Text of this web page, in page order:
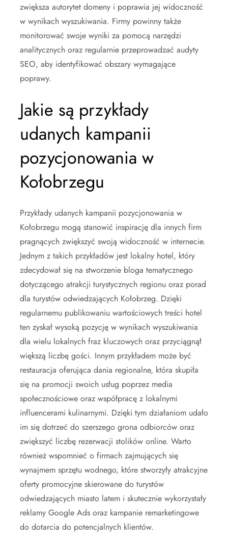
zwiększa autorytet domeny i poprawia jej widoczność
w wynikach wyszukiwania. Firmy powinny także
monitorować swoje wyniki za pomocą narzędzi
analitycznych oraz regularnie przeprowadzać audyty
SEO, aby identyfikować obszary wymagające
poprawy.
Jakie są przykłady
udanych kampanii
pozycjonowania w
Kołobrzegu
Przykłady udanych kampanii pozycjonowania w
Kołobrzegu mogą stanowić inspirację dla innych firm
pragnących zwiększyć swoją widoczność w internecie.
Jednym z takich przykładów jest lokalny hotel, który
zdecydował się na stworzenie bloga tematycznego
dotyczącego atrakcji turystycznych regionu oraz porad
dla turystów odwiedzających Kołobrzeg. Dzięki
regularnemu publikowaniu wartościowych treści hotel
ten zyskał wysoką pozycję w wynikach wyszukiwania
dla wielu lokalnych fraz kluczowych oraz przyciągnął
większą liczbę gości. Innym przykładem może być
restauracja oferująca dania regionalne, która skupiła
się na promocji swoich usług poprzez media
społecznościowe oraz współpracę z lokalnymi
influencerami kulinarnymi. Dzięki tym działaniom udało
im się dotrzeć do szerszego grona odbiorców oraz
zwiększyć liczbę rezerwacji stolików online. Warto
również wspomnieć o firmach zajmujących się
wynajmem sprzętu wodnego, które stworzyły atrakcyjne
oferty promocyjne skierowane do turystów
odwiedzających miasto latem i skutecznie wykorzystały
reklamy Google Ads oraz kampanie remarketingowe
do dotarcia do potencjalnych klientów.